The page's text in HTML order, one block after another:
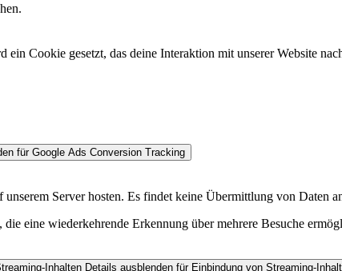
Cookie gesetzt, das deine Interaktion mit unserer Website
für Google Ads Conversion Tracking
Server hosten. Es findet keine Übermittlung von Daten
eine wiederkehrende Erkennung über mehrere Besuche
Inhalten Details ausblenden für Einbindung von Streaming-